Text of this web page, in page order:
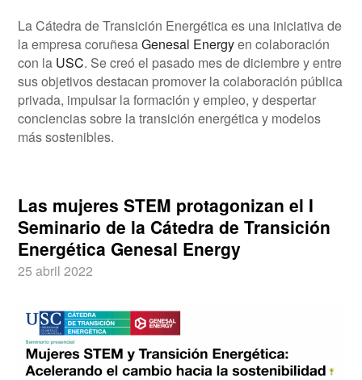
La Cátedra de Transición Energética es una iniciativa de
la empresa coruñesaGenesal Energyen colaboración
con la USC. Se creó el pasado mes de diciembre y entre
sus objetivos destacan promover la colaboración pública
privada, impulsar la formación y empleo, y despertar
conciencias sobre la transición energética y modelos
más sostenibles.
Las mujeres STEM protagonizan el I
Seminario de la Cátedra de Transición
Energética Genesal Energy
25 abril 2022